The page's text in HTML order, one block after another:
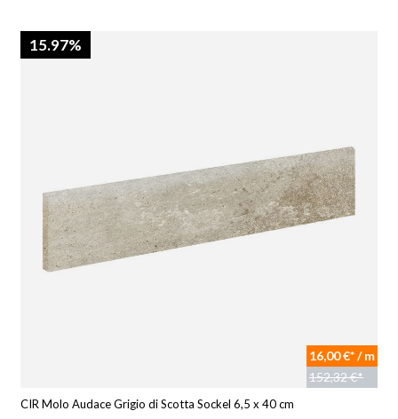
15.97%
16,00 €* / m
152,32 €*
CIR Molo Audace Grigio di Scotta Sockel 6,5 x 40 cm